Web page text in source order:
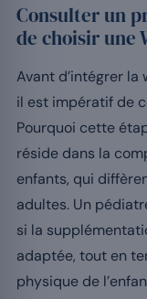
Consulter un
de choisir une
Avant d’intégrer la
il est impératif de
Pourquoi cette
réside dans la
enfants, qui
adultes. Un
si la
adaptée, tout en
physique de